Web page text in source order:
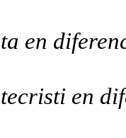
en
en